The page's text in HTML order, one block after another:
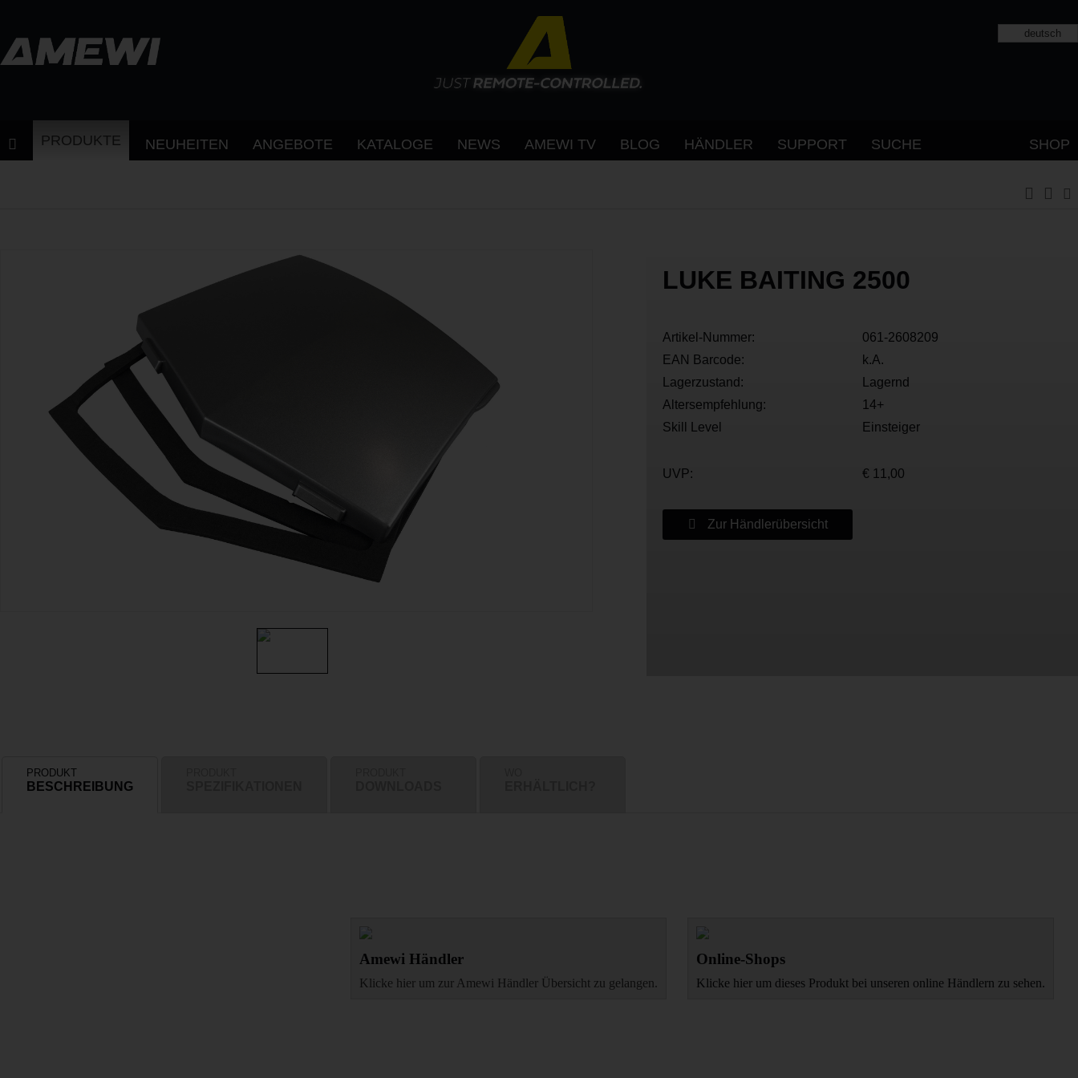
deutsch
PRODUKTE NEUHEITEN ANGEBOTE KATALOGE NEWS AMEWI TV BLOG HÄNDLER SUPPORT SUCHE SHOP
LUKE BAITING 2500
Artikel-Nummer:
061-2608209
EAN Barcode:
k.A.
Lagerzustand:
Lagernd
Altersempfehlung:
14+
Skill Level
Einsteiger
UVP: € 11,00
Zur Händlerübersicht
PRODUKT
BESCHREIBUNG
Amewi Händler
Klicke hier um zur Amewi Händler Übersicht zu gelangen.
Online-Shops
Klicke hier um dieses Produkt bei unseren online Händlern zu sehen.